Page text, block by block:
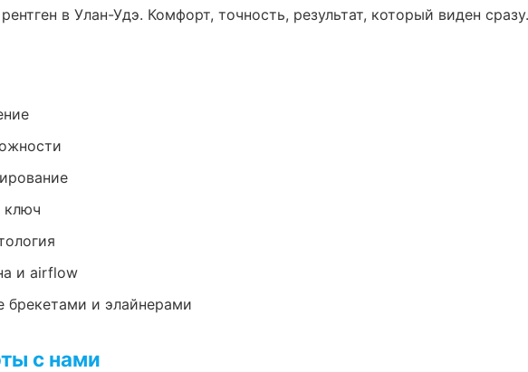
в Улан-Удэ. Комфорт, точность, результат, который виден сразу.
ключ
и airflow
брекетами и элайнерами
с нами